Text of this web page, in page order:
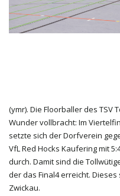
(ymr). Die Floorballer des TSV
Wunder vollbracht: Im
setzte sich der Dorfverein
VfL Red Hocks Kaufering mit
durch. Damit sind die
der das Final4 erreicht.
Zwickau.